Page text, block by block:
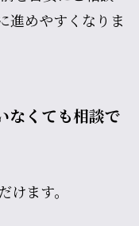
進めやすくなりま
なくても相談で
ます。